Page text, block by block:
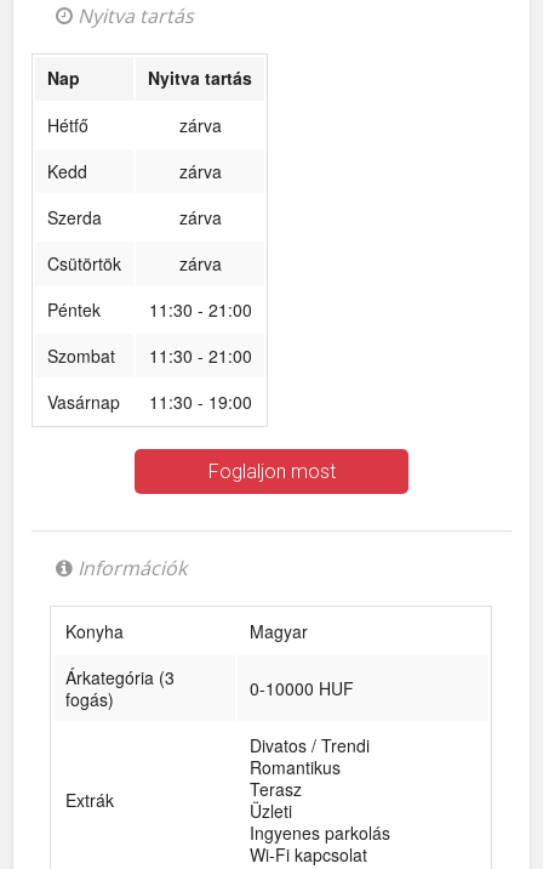
Nyitva tartás
Nap
Nyitva tartás
Hétfő
zárva
Kedd
zárva
Szerda
zárva
Csütörtök
zárva
Péntek
11:30 - 21:00
Szombat
11:30 - 21:00
Vasárnap
11:30 - 19:00
Foglaljon most
Információk
Konyha
Magyar
Árkategória (3
fogás)
0-10000 HUF
Extrák
Divatos / Trendi
Romantikus
Terasz
Üzleti
Ingyenes parkolás
Wi-Fi kapcsolat